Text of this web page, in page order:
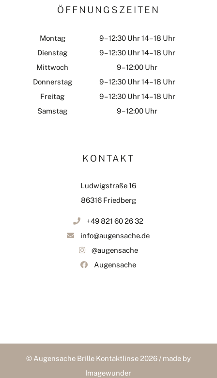
ÖFFNUNGSZEITEN
Montag
9 – 12:30 Uhr 14 – 18 Uhr
Dienstag
9 – 12:30 Uhr 14 – 18 Uhr
Mittwoch
9 – 12:00 Uhr
Donnerstag
9 – 12:30 Uhr 14 – 18 Uhr
Freitag
9 – 12:30 Uhr 14 – 18 Uhr
Samstag
9 – 12:00 Uhr
KONTAKT
Ludwigstraße 16
86316 Friedberg
+49 821 60 26 32
info@augensache.de
@augensache
Augensache
© Augensache Brille Kontaktlinse 2026 / made by
Imagewunder